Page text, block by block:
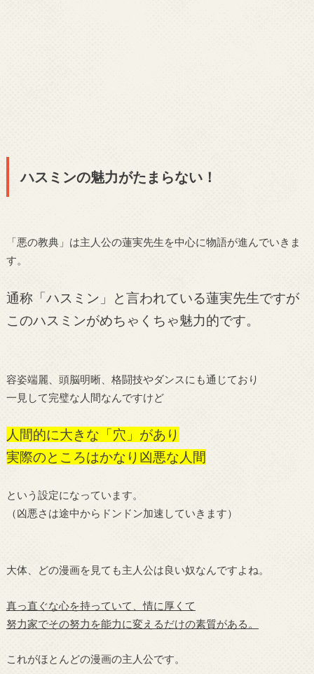
ハスミンの魅力がたまらない！
「悪の教典」は主人公の蓮実先生を中心に物語が進んでいきま
す。
通称「ハスミン」と言われている蓮実先生ですが
このハスミンがめちゃくちゃ魅力的です。
容姿端麗、頭脳明晰、格闘技やダンスにも通じており
一見して完璧な人間なんですけど
人間的に大きな「穴」があり
実際のところはかなり凶悪な人間
という設定になっています。
（凶悪さは途中からドンドン加速していきます）
大体、どの漫画を見ても主人公は良い奴なんですよね。
真っ直ぐな心を持っていて、情に厚くて
努力家でその努力を能力に変えるだけの素質がある。
これがほとんどの漫画の主人公です。